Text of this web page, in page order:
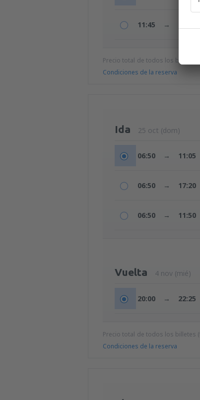
11:45 →
Precio total de todos los billetes
Condiciones de la reserva
Ida 25 oct (dom)
06:50 → 11:05
06:50 → 17:20
06:50 → 11:50
Vuelta 4 nov (mié)
20:00 → 22:25
Precio total de todos los billetes
Condiciones de la reserva